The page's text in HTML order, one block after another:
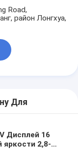
Road,
район Лонгхуа,
Для
Дисплей 16
яркости 2,8-